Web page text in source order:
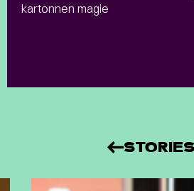
kartonnen magie